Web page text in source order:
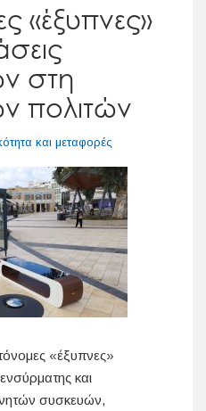
«έξυπνες»
στη
πολιτών
και μεταφορές
«έξυπνες»
και
συσκευών,